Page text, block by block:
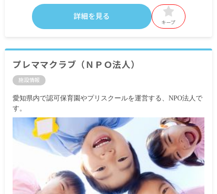
詳細を見る
キープ
プレママクラブ（ＮＰＯ法人）
施設情報
愛知県内で認可保育園やプリスクールを運営する、NPO法人で
す。